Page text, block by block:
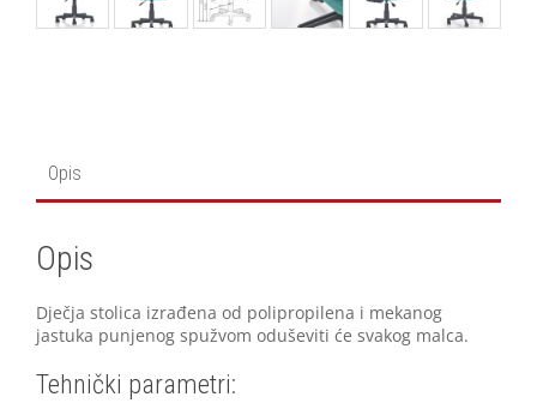
Opis
Opis
Dječja stolica izrađena od polipropilena i mekanog
jastuka punjenog spužvom oduševiti će svakog malca.
Tehnički parametri: